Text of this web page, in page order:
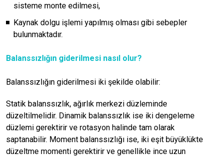
sisteme monte edilmesi,
Kaynak dolgu işlemi yapılmış olması gibi sebepler
bulunmaktadır.
Balanssızlığın giderilmesi nasıl olur?
Balanssızlığın giderilmesi iki şekilde olabilir:
Statik balanssızlık, ağırlık merkezi düzleminde
düzeltilmelidir. Dinamik balanssızlık ise iki dengeleme
düzlemi gerektirir ve rotasyon halinde tam olarak
saptanabilir. Moment balanssızlığı ise, iki eşit büyüklükte
düzeltme momenti gerektirir ve genellikle ince uzun